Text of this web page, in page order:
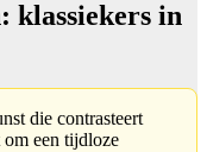
klassiekers in
die contrasteert
om een tijdloze